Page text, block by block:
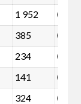
1 952 0,3
385 0,1
234 0,0
141 0,0
324 0,1